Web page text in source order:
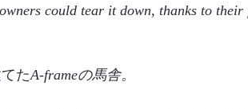
could tear it down, thanks to
たA-frameの馬舎。